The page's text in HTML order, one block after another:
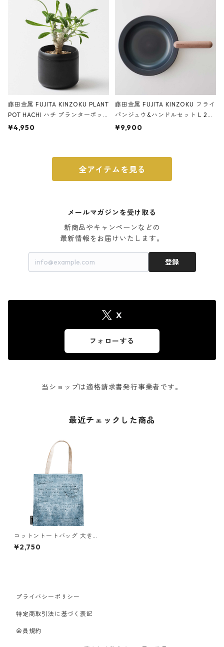
藤田金属 FUJITA KINZOKU PLANT
POT HACHI ハチ プランターポッ
ト 3号 ブラック
¥4,950
藤田金属 FUJITA KINZOKU フライ
パンジュウ&ハンドルセット L 24c
m ガス火・IH対応 鉄フライパン
¥9,900
全アイテムを見る
メールマガジンを受け取る
新商品やキャンペーンなどの
最新情報をお届けいたします。
登録
X
フォローする
当ショップは適格請求書発行事業者です。
最近チェックした商品
コットントートバッグ 大きめ
paperblanks トートバッグ ワ
イルド 真面目が肝心
¥2,750
プライバシーポリシー
特定商取引法に基づく表記
会員規約